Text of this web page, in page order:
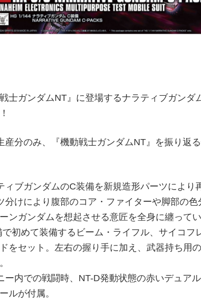
戦士ガンダムNT』に登場するナラティブガンダ
産分のみ、『機動戦士ガンダムNT』を振り返
ィブガンダムのC装備を新規造形パーツにより
分けにより腹部のコア・ファイターや脚部の色
ンガンダムを想起させる意匠を全身に纏ってい
で初めて装備するビーム・ライフル、サイコフ
をセット。左右の握り手に加え、武器持ち用
ー内での戦闘時、NT-D発動状態の赤いデュア
ルが付属。